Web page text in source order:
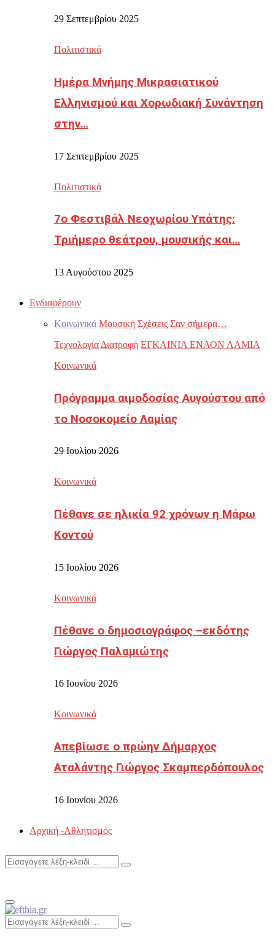
29 Σεπτεμβρίου 2025
Πολιτιστικά
Ημέρα Μνήμης Μικρασιατικού
Ελληνισμού και Χορωδιακή Συνάντηση
στην…
17 Σεπτεμβρίου 2025
Πολιτιστικά
7ο Φεστιβάλ Νεοχωρίου Υπάτης:
Τριήμερο θεάτρου, μουσικής και…
13 Αυγούστου 2025
Ενδιαφέρουν
Κοινωνικά Μουσική Σχέσεις Σαν σήμερα…
Τεχνολογία Διατροφή ΕΓΚΑΙΝΙΑ ΕΝΑΟΝ ΛΑΜΙΑ
Κοινωνικά
Πρόγραμμα αιμοδοσίας Αυγούστου από
το Νοσοκομείο Λαμίας
29 Ιουλίου 2026
Κοινωνικά
Πέθανε σε ηλικία 92 χρόνων η Μάρω
Κοντού
15 Ιουλίου 2026
Κοινωνικά
Πέθανε ο δημοσιογράφος –εκδότης
Γιώργος Παλαμιώτης
16 Ιουνίου 2026
Κοινωνικά
Απεβίωσε ο πρώην Δήμαρχος
Αταλάντης Γιώργος Σκαμπερδόπουλος
16 Ιουνίου 2026
Αρχική -Αθλητισμός
Search
Search
Primary
Menu
Search
for:
Search